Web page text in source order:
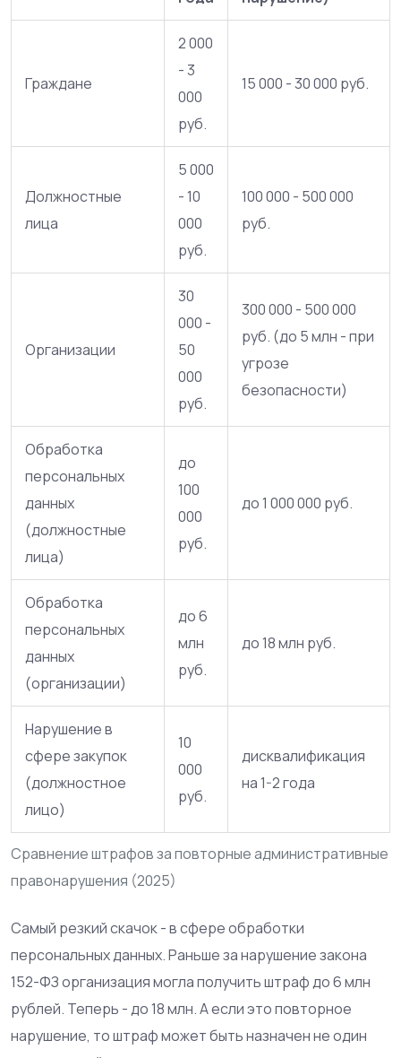
Сравнение штрафов за повторные административные
правонарушения (2025)
Граждане
2 000
- 3
000
руб.
15 000 - 30 000 руб.
Должностные
лица
5 000
- 10
000
руб.
100 000 - 500 000
руб.
Организации
30
000 -
50
000
руб.
300 000 - 500 000
руб. (до 5 млн - при
угрозе
безопасности)
Обработка
персональных
данных
(должностные
лица)
до
100
000
руб.
до 1 000 000 руб.
Обработка
персональных
данных
(организации)
до 6
млн
руб.
до 18 млн руб.
Нарушение в
сфере закупок
(должностное
лицо)
10
000
руб.
дисквалификация
на 1-2 года
Самый резкий скачок - в сфере обработки
персональных данных. Раньше за нарушение закона
152-ФЗ организация могла получить штраф до 6 млн
рублей. Теперь - до 18 млн. А если это повторное
нарушение, то штраф может быть назначен не один